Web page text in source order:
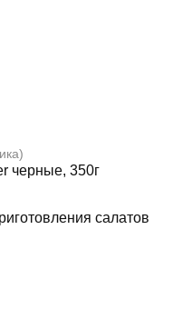
черные, 350г
салатов